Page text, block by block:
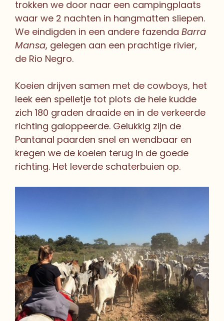
trokken we door naar een campingplaats
waar we 2 nachten in hangmatten sliepen.
We eindigden in een andere fazenda Barra
Mansa, gelegen aan een prachtige rivier,
de Rio Negro.
Koeien drijven samen met de cowboys, het
leek een spelletje tot plots de hele kudde
zich 180 graden draaide en in de verkeerde
richting galoppeerde. Gelukkig zijn de
Pantanal paarden snel en wendbaar en
kregen we de koeien terug in de goede
richting. Het leverde schaterbuien op.